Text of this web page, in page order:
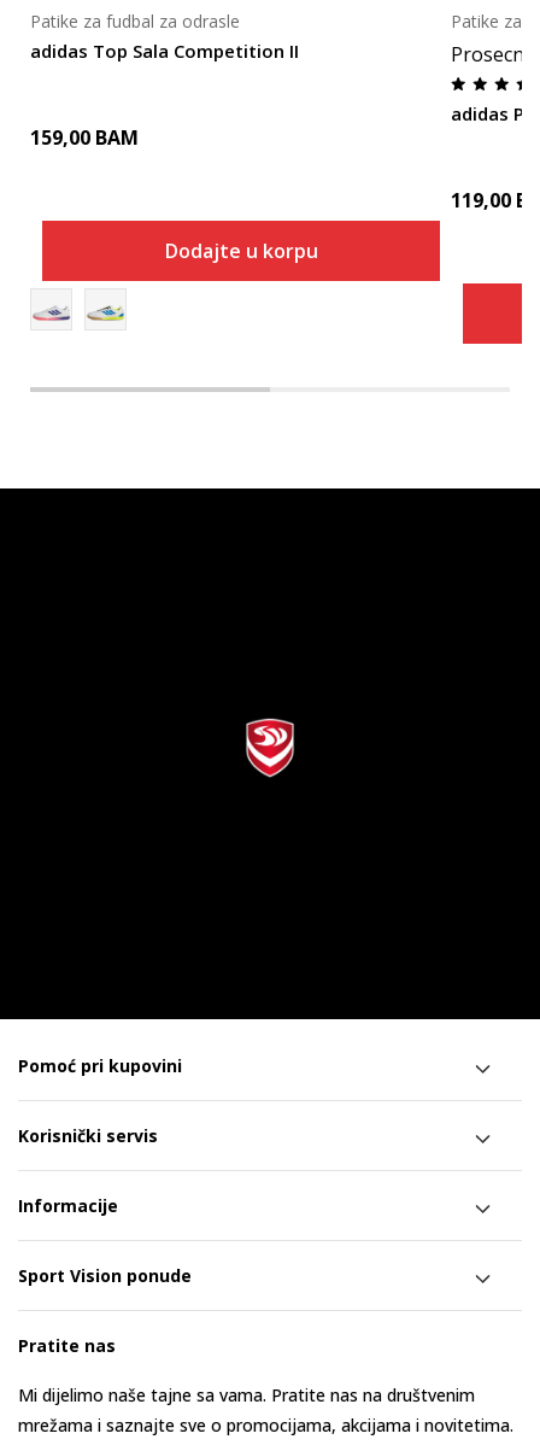
adidas Top Sala Competition II
Patike za fudbal za odrasle
159,00 BAM
Dodajte u korpu
adidas
Patike za
119,00
Pomoć pri kupovini
Korisnički servis
Informacije
Sport Vision ponude
Pratite nas
Mi dijelimo naše tajne sa vama. Pratite nas na društvenim
mrežama i saznajte sve o promocijama, akcijama i novitetima.